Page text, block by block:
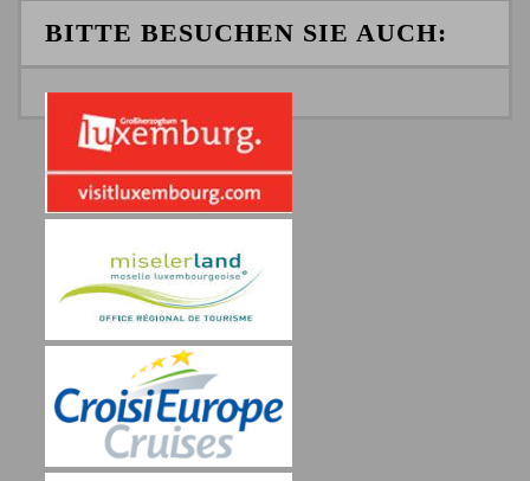
BITTE BESUCHEN SIE AUCH: